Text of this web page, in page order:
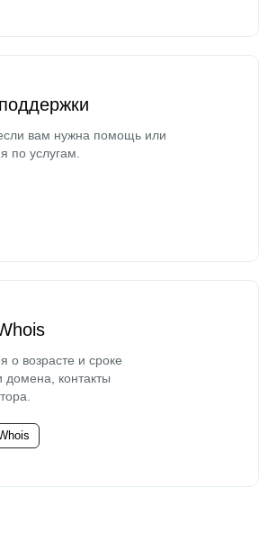
вам нужна помощь или
по услугам.
о возрасте и сроке
домена, контакты